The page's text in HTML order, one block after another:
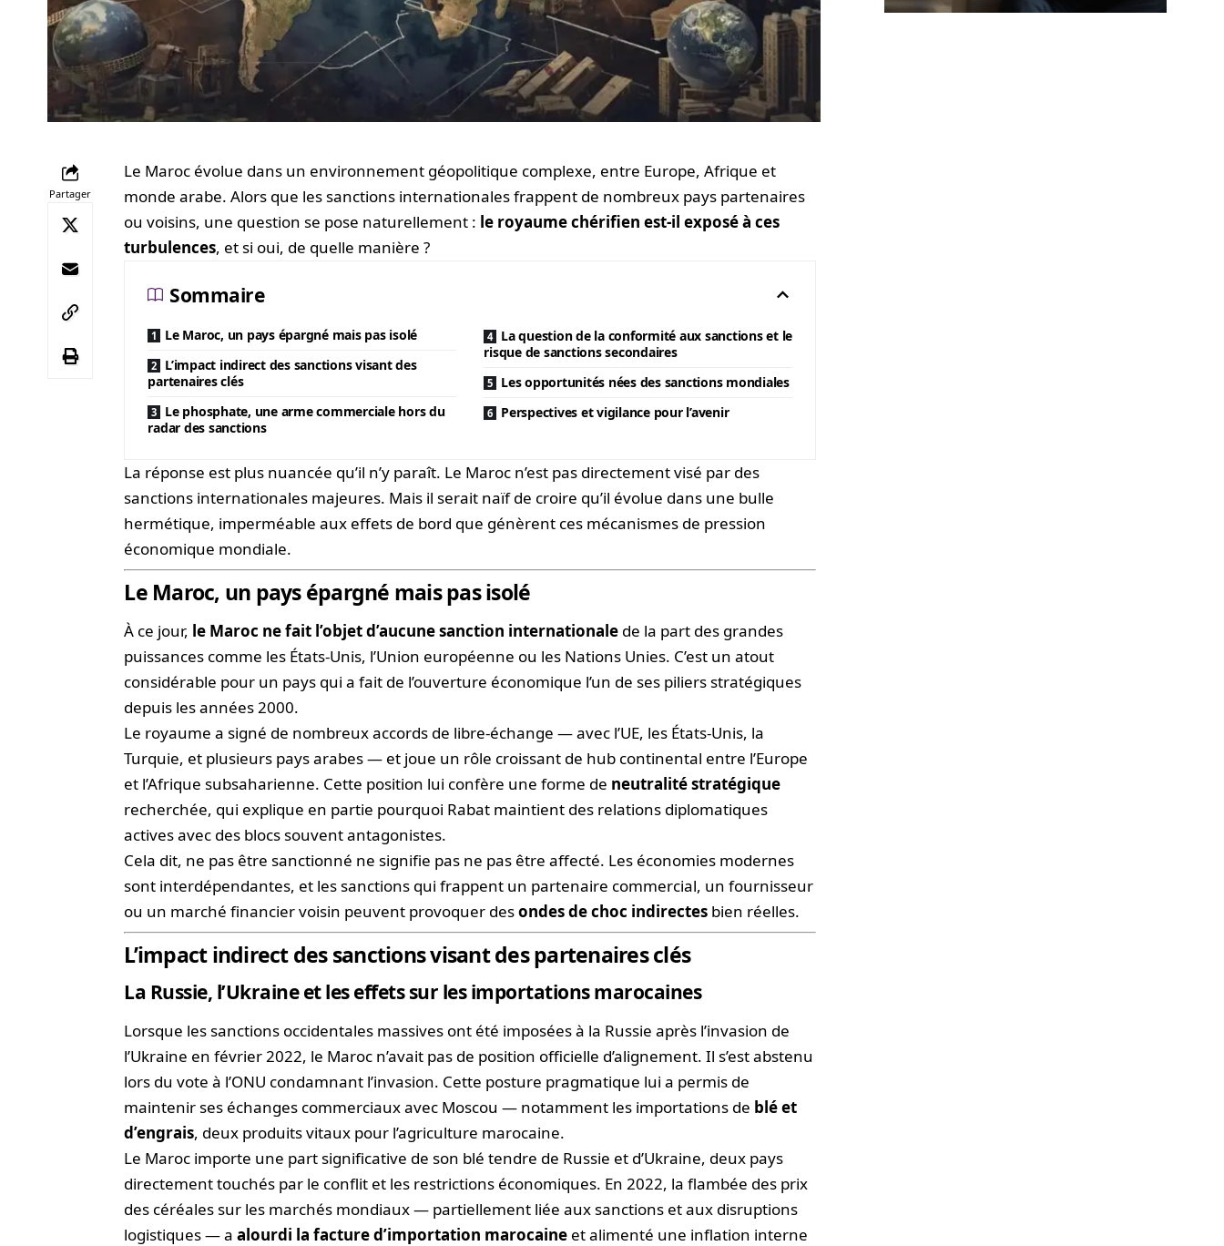
Partager
Le Maroc évolue dans un environnement géopolitique complexe, entre Europe, Afrique et
monde arabe. Alors que les sanctions internationales frappent de nombreux pays partenaires
ou voisins, une question se pose naturellement : le royaume chérifien est-il exposé à ces
turbulences, et si oui, de quelle manière ?
Sommaire
Le Maroc, un pays épargné mais pas isolé
L’impact indirect des sanctions visant des
partenaires clés
Le phosphate, une arme commerciale hors du
radar des sanctions
La question de la conformité aux sanctions et le
risque de sanctions secondaires
Les opportunités nées des sanctions mondiales
Perspectives et vigilance pour l’avenir
La réponse est plus nuancée qu’il n’y paraît. Le Maroc n’est pas directement visé par des
sanctions internationales majeures. Mais il serait naïf de croire qu’il évolue dans une bulle
hermétique, imperméable aux effets de bord que génèrent ces mécanismes de pression
économique mondiale.
Le Maroc, un pays épargné mais pas isolé
À ce jour, le Maroc ne fait l’objet d’aucune sanction internationale de la part des grandes
puissances comme les États-Unis, l’Union européenne ou les Nations Unies. C’est un atout
considérable pour un pays qui a fait de l’ouverture économique l’un de ses piliers stratégiques
depuis les années 2000.
Le royaume a signé de nombreux accords de libre-échange — avec l’UE, les États-Unis, la
Turquie, et plusieurs pays arabes — et joue un rôle croissant de hub continental entre l’Europe
et l’Afrique subsaharienne. Cette position lui confère une forme de neutralité stratégique
recherchée, qui explique en partie pourquoi Rabat maintient des relations diplomatiques
actives avec des blocs souvent antagonistes.
Cela dit, ne pas être sanctionné ne signifie pas ne pas être affecté. Les économies modernes
sont interdépendantes, et les sanctions qui frappent un partenaire commercial, un fournisseur
ou un marché financier voisin peuvent provoquer desondes de choc indirectes bien réelles.
L’impact indirect des sanctions visant des partenaires clés
La Russie, l’Ukraine et les effets sur les importations marocaines
Lorsque les sanctions occidentales massives ont été imposées à la Russie après l’invasion de
l’Ukraine en février 2022, le Maroc n’avait pas de position officielle d’alignement. Il s’est abstenu
lors du vote à l’ONU condamnant l’invasion. Cette posture pragmatique lui a permis de
maintenir ses échanges commerciaux avec Moscou — notamment les importations de blé et
d’engrais, deux produits vitaux pour l’agriculture marocaine.
Le Maroc importe une part significative de son blé tendre de Russie et d’Ukraine, deux pays
directement touchés par le conflit et les restrictions économiques. En 2022, la flambée des prix
des céréales sur les marchés mondiaux — partiellement liée aux sanctions et aux disruptions
logistiques — aalourdi la facture d’importation marocaine et alimenté une inflation interne